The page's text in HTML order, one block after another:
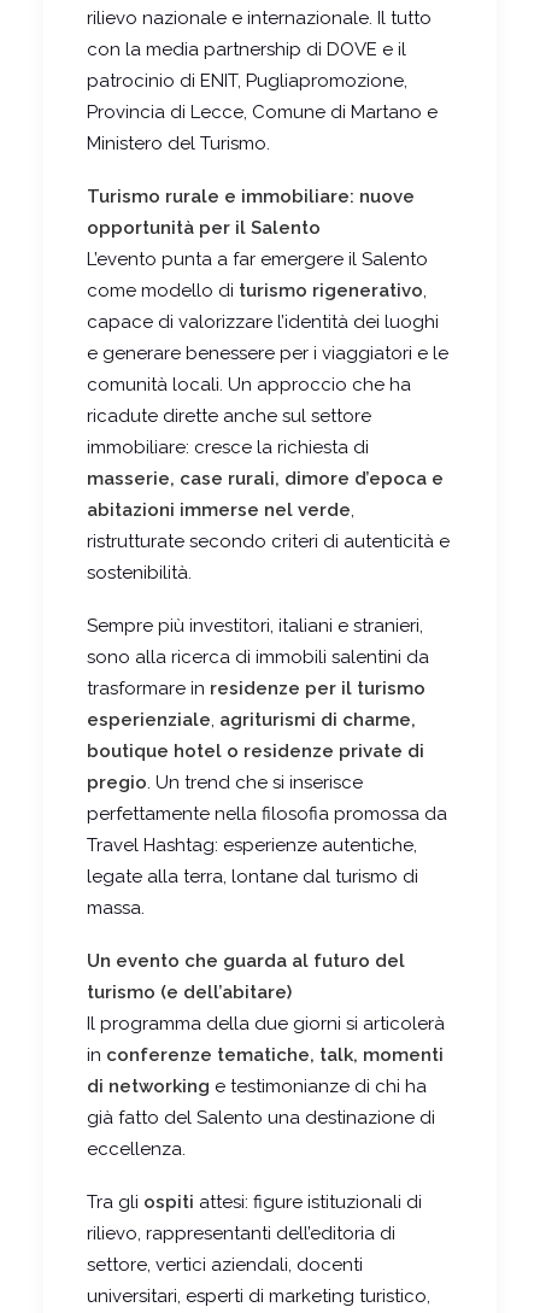
rilievo nazionale e internazionale. Il tutto
con la media partnership di DOVE e il
patrocinio di ENIT, Pugliapromozione,
Provincia di Lecce, Comune di Martano e
Ministero del Turismo.
Turismo rurale e immobiliare: nuove
opportunità per il Salento
L’evento punta a far emergere il Salento
come modello di turismo rigenerativo,
capace di valorizzare l’identità dei luoghi
e generare benessere per i viaggiatori e le
comunità locali. Un approccio che ha
ricadute dirette anche sul settore
immobiliare: cresce la richiesta di
masserie, case rurali, dimore d’epoca e
abitazioni immerse nel verde,
ristrutturate secondo criteri di autenticità e
sostenibilità.
Sempre più investitori, italiani e stranieri,
sono alla ricerca di immobili salentini da
trasformare in residenze per il turismo
esperienziale, agriturismi di charme,
boutique hotel o residenze private di
pregio. Un trend che si inserisce
perfettamente nella filosofia promossa da
Travel Hashtag: esperienze autentiche,
legate alla terra, lontane dal turismo di
massa.
Un evento che guarda al futuro del
turismo (e dell’abitare)
Il programma della due giorni si articolerà
in conferenze tematiche, talk, momenti
di networking e testimonianze di chi ha
già fatto del Salento una destinazione di
eccellenza.
Tra gli ospiti attesi: figure istituzionali di
rilievo, rappresentanti dell’editoria di
settore, vertici aziendali, docenti
universitari, esperti di marketing turistico,